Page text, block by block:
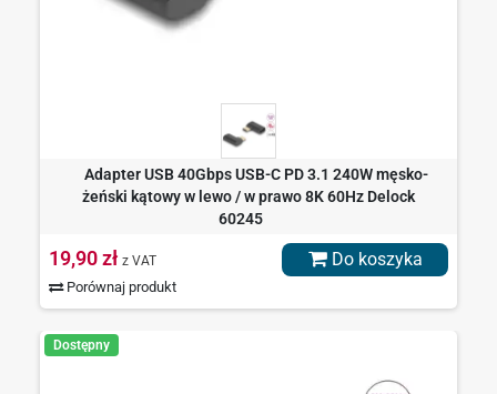
Adapter USB 40Gbps USB-C PD 3.1 240W męsko-
żeński kątowy w lewo / w prawo 8K 60Hz Delock
60245
19,90 zł z VAT
Porównaj produkt
Do koszyka
Dostępny